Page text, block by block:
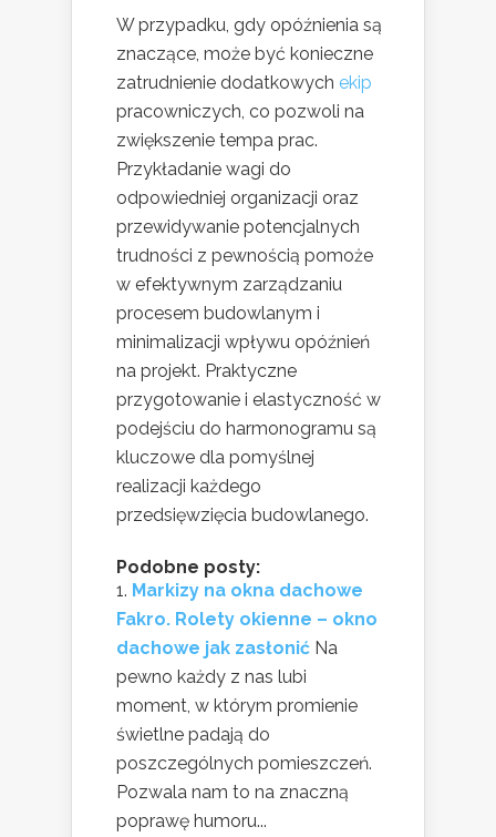
W przypadku, gdy opóźnienia są
znaczące, może być konieczne
zatrudnienie dodatkowych ekip
pracowniczych, co pozwoli na
zwiększenie tempa prac.
Przykładanie wagi do
odpowiedniej organizacji oraz
przewidywanie potencjalnych
trudności z pewnością pomoże
w efektywnym zarządzaniu
procesem budowlanym i
minimalizacji wpływu opóźnień
na projekt. Praktyczne
przygotowanie i elastyczność w
podejściu do harmonogramu są
kluczowe dla pomyślnej
realizacji każdego
przedsięwzięcia budowlanego.
Podobne posty:
Markizy na okna dachowe
Fakro. Rolety okienne – okno
dachowe jak zasłonić Na
pewno każdy z nas lubi
moment, w którym promienie
świetlne padają do
poszczególnych pomieszczeń.
Pozwala nam to na znaczną
poprawę humoru...